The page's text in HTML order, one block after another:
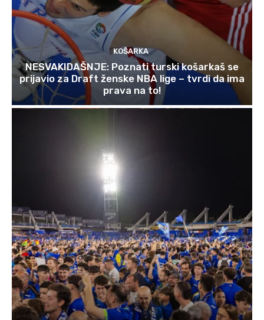
KOŠARKA
NESVAKIDAŠNJE: Poznati turski košarkaš se
prijavio za Draft ženske NBA lige – tvrdi da ima
prava na to!